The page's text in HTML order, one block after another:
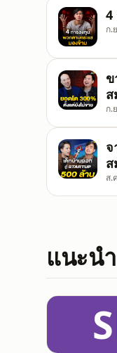
4
ก.
ข
ส
ก.
จ
ส
ส.
แนะนำ